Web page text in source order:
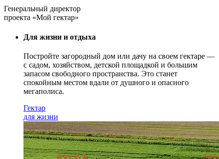
Генеральный директор
проекта «Мой гектар»
Для жизни и отдыха
Постройте загородный дом или дачу на своем гектаре —
с садом, хозяйством, детской площадкой и большим
запасом свободного пространства. Это станет
спокойным местом вдали от душного и опасного
мегаполиса.
Гектар
для жизни